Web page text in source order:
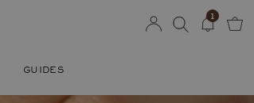
GUIDES
1